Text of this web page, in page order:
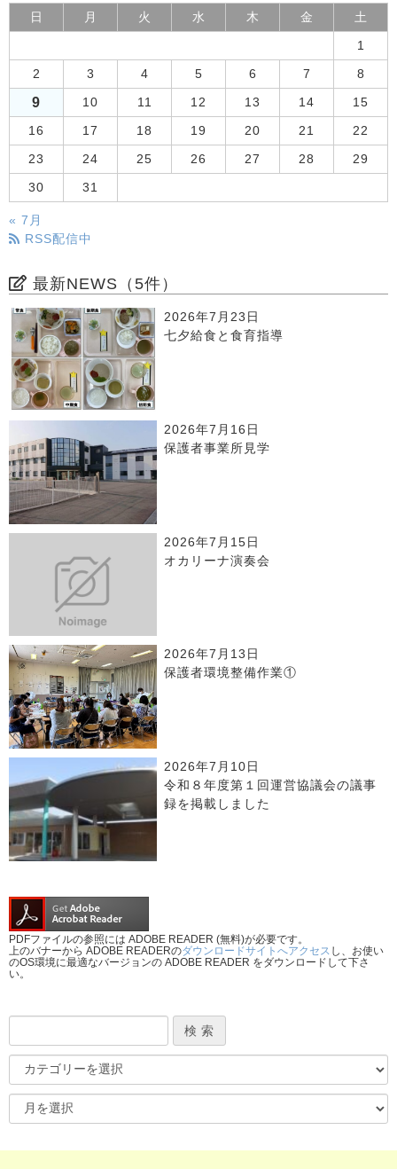
日 月 火 水 木 金 土
1
2 3 4 5 6 7 8
9 10 11 12 13 14 15
16 17 18 19 20 21 22
23 24 25 26 27 28 29
30 31
« 7月
RSS配信中
最新NEWS（5件）
2026年7月23日
七夕給食と食育指導
2026年7月16日
保護者事業所見学
2026年7月15日
オカリーナ演奏会
2026年7月13日
保護者環境整備作業①
2026年7月10日
令和８年度第１回運営協議会の議事
録を掲載しました
PDFファイルの参照には ADOBE READER (無料)が必要です。
上のバナーから ADOBE READERのダウンロードサイトへアクセス し、お使い
のOS環境に最適なバージョンの ADOBE READER をダウンロードして下さ
い。